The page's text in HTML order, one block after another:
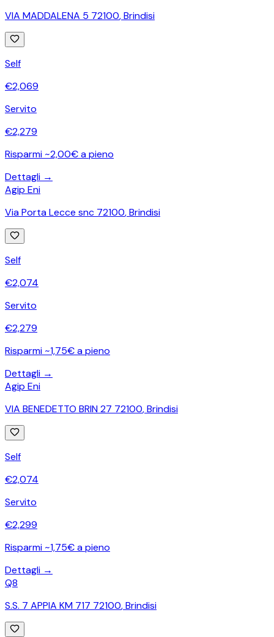
VIA MADDALENA 5 72100,Brindisi
Self
€2,069
Servito
€2,279
Risparmi ~2,00€ a pieno
Dettagli →
Agip Eni
Via Porta Lecce snc 72100,Brindisi
Self
€2,074
Servito
€2,279
Risparmi ~1,75€ a pieno
Dettagli →
Agip Eni
VIA BENEDETTO BRIN 27 72100,Brindisi
Self
€2,074
Servito
€2,299
Risparmi ~1,75€ a pieno
Dettagli →
Q8
S.S. 7 APPIA KM 717 72100,Brindisi